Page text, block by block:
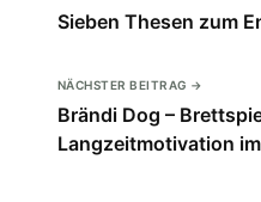
Sieben Thesen zum
NÄCHSTER BEITRAG →
Brändi Dog –
Langzeitmotivation